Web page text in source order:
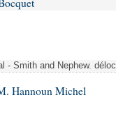
- Smith and Nephew.
Hannoun Michel